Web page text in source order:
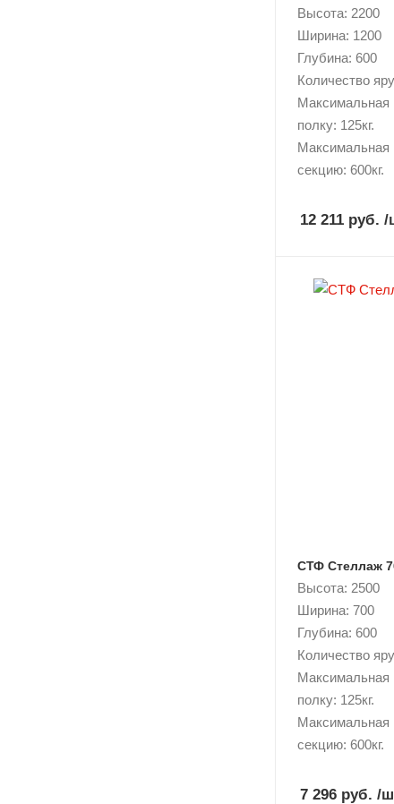
Высота: 2200
Ширина: 1200
Глубина: 600
Количество
Максимальная
полку: 125кг.
Максимальная
секцию: 600кг.
12 211 руб. /
СТФ Стеллаж
Высота: 2500
Ширина: 700
Глубина: 600
Количество
Максимальная
полку: 125кг.
Максимальная
секцию: 600кг.
7 296 руб. /